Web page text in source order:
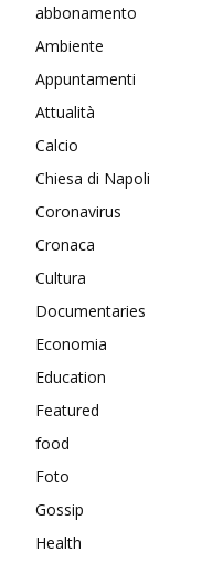
abbonamento
Ambiente
Appuntamenti
Attualità
Calcio
Chiesa di Napoli
Coronavirus
Cronaca
Cultura
Documentaries
Economia
Education
Featured
food
Foto
Gossip
Health